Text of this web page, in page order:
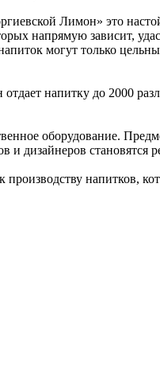
Лимон» это
напрямую зависит,
могут только
напитку до 2000
оборудование.
дизайнеров становятся
напитков,